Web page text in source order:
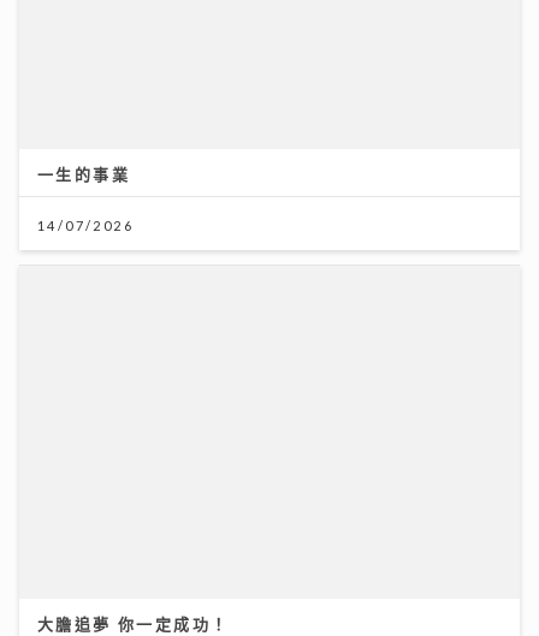
一生的事業
14/07/2026
大膽追夢 你一定成功！